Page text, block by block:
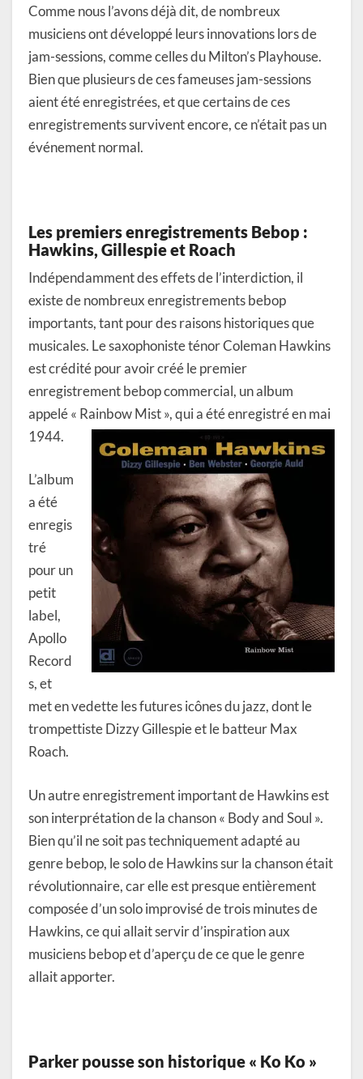
Comme nous l’avons déjà dit, de nombreux
musiciens ont développé leurs innovations lors de
jam-sessions, comme celles du Milton’s Playhouse.
Bien que plusieurs de ces fameuses jam-sessions
aient été enregistrées, et que certains de ces
enregistrements survivent encore, ce n’était pas un
événement normal.
Les premiers enregistrements Bebop :
Hawkins, Gillespie et Roach
Indépendamment des effets de l’interdiction, il
existe de nombreux enregistrements bebop
importants, tant pour des raisons historiques que
musicales. Le saxophoniste ténor Coleman Hawkins
est crédité pour avoir créé le premier
enregistrement bebop commercial, un album
appelé « Rainbow Mist », qui a été enregistré en mai
1944.
L’album
a été
enregis
tré
pour un
petit
label,
Apollo
Record
s, et
met en vedette les futures icônes du jazz, dont le
trompettiste Dizzy Gillespie et le batteur Max
Roach.
Un autre enregistrement important de Hawkins est
son interprétation de la chanson « Body and Soul ».
Bien qu’il ne soit pas techniquement adapté au
genre bebop, le solo de Hawkins sur la chanson était
révolutionnaire, car elle est presque entièrement
composée d’un solo improvisé de trois minutes de
Hawkins, ce qui allait servir d’inspiration aux
musiciens bebop et d’aperçu de ce que le genre
allait apporter.
Parker pousse son historique « Ko Ko »